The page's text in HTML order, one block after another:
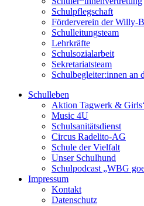
Schulpflegschaft
Förderverein der Willy-
Schulleitungsteam
Lehrkräfte
Schulsozialarbeit
Sekretariatsteam
Schulbegleiter:innen an
Schulleben
Aktion Tagwerk &
Music 4U
Schulsanitätsdienst
Circus Radelito-AG
Schule der Vielfalt
Unser Schulhund
Schulpodcast „WBG
Impressum
Kontakt
Datenschutz